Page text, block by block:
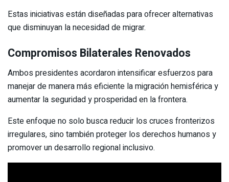
Estas iniciativas están diseñadas para ofrecer alternativas
que disminuyan la necesidad de migrar.
Compromisos Bilaterales Renovados
Ambos presidentes acordaron intensificar esfuerzos para
manejar de manera más eficiente la migración hemisférica y
aumentar la seguridad y prosperidad en la frontera.
Este enfoque no solo busca reducir los cruces fronterizos
irregulares, sino también proteger los derechos humanos y
promover un desarrollo regional inclusivo.